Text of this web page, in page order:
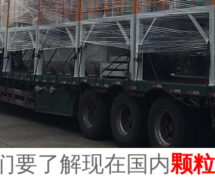
要了解现在国内颗